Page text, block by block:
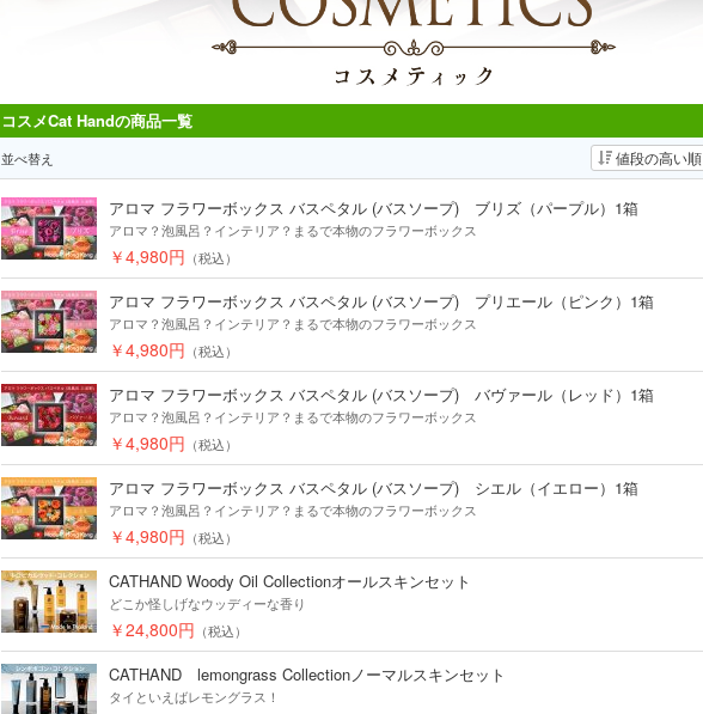
コスメCat Handの商品一覧
並べ替え 値段の高い順
アロマ フラワーボックス バスペタル (バスソープ) ブリズ（パープル）1箱
アロマ？泡風呂？インテリア？まるで本物のフラワーボックス
￥4,980円 （税込）
アロマ フラワーボックス バスペタル (バスソープ) プリエール（ピンク）1箱
アロマ？泡風呂？インテリア？まるで本物のフラワーボックス
￥4,980円 （税込）
アロマ フラワーボックス バスペタル (バスソープ) バヴァール（レッド）1箱
アロマ？泡風呂？インテリア？まるで本物のフラワーボックス
￥4,980円 （税込）
アロマ フラワーボックス バスペタル (バスソープ) シエル（イエロー）1箱
アロマ？泡風呂？インテリア？まるで本物のフラワーボックス
￥4,980円 （税込）
CATHAND Woody Oil Collectionオールスキンセット
どこか怪しげなウッディーな香り
￥24,800円 （税込）
CATHAND lemongrass Collectionノーマルスキンセット
タイといえばレモングラス！